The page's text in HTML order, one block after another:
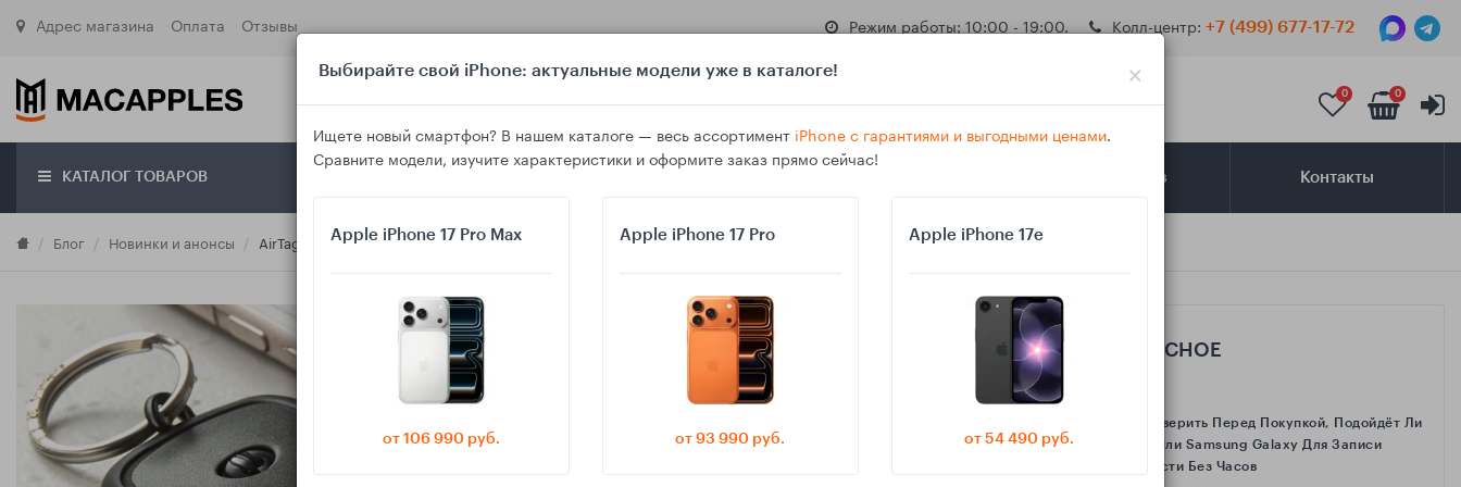
Адрес магазина Оплата Отзывы Режим работы: 10:00 - 19:00. Колл-центр: +7 (499) 677-17-72
0 0
КАТАЛОГ ТОВАРОВ Самовывоз Контакты
Блог Новинки и анонсы AirTag 2: чего ждать от нового трекера — UWB 2, громкость и автономность
САМОЕ ИНТЕРЕСНОЕ
Как Проверить Перед Покупкой, Подойдёт Ли
IPhone Или Samsung Galaxy Для Записи
Активности Без Часов
Выбирайте свой iPhone: актуальные модели уже в каталоге! ×
Ищете новый смартфон? В нашем каталоге — весь ассортимент iPhone с гарантиями и выгодными ценами.
Сравните модели, изучите характеристики и оформите заказ прямо сейчас!
Apple iPhone 17 Pro Max
от 106 990 руб.
Apple iPhone 17 Pro
от 93 990 руб.
Apple iPhone 17e
от 54 490 руб.